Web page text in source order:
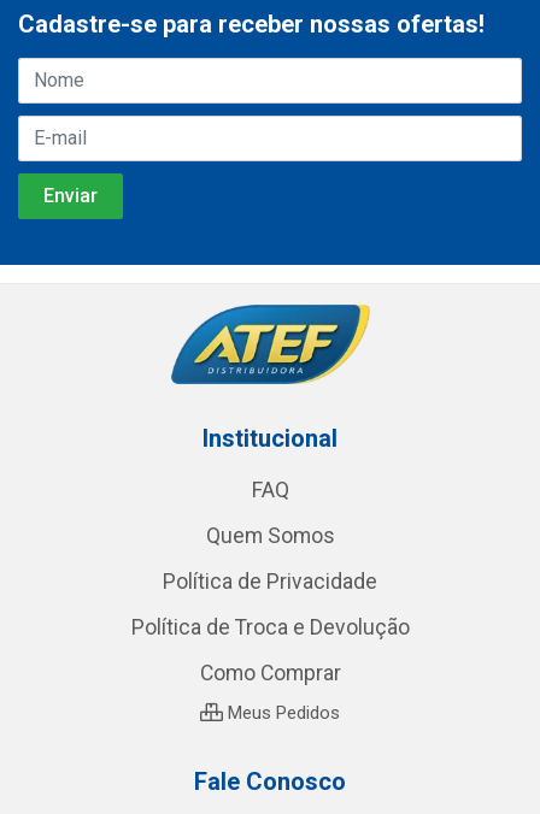
Cadastre-se para receber nossas ofertas!
Institucional
FAQ
Quem Somos
Política de Privacidade
Política de Troca e Devolução
Como Comprar
Meus Pedidos
Fale Conosco